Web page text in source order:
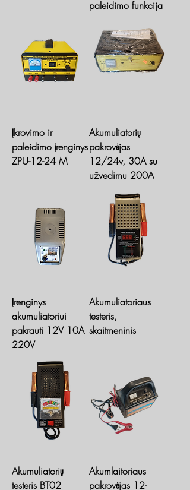
paleidimo funkcija
Įkrovimo ir
paleidimo įrenginys
ZPU-12-24 M
Akumuliatorių
pakrovėjas
12/24v, 30A su
užvedimu 200A
Įrenginys
akumuliatoriui
pakrauti 12V 10A
220V
Akumuliatoriaus
testeris,
skaitmeninis
Akumuliatorių
testeris BT02
Akumlaitoriaus
pakrovėjas 12-